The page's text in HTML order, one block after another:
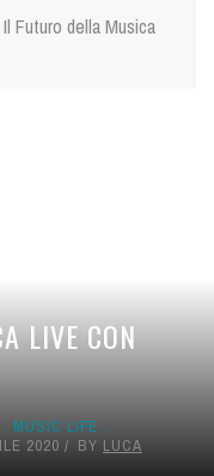
Il Futuro della Musica
LIVE CON
, MUSIC LIFE ,
2020 BY LUCA